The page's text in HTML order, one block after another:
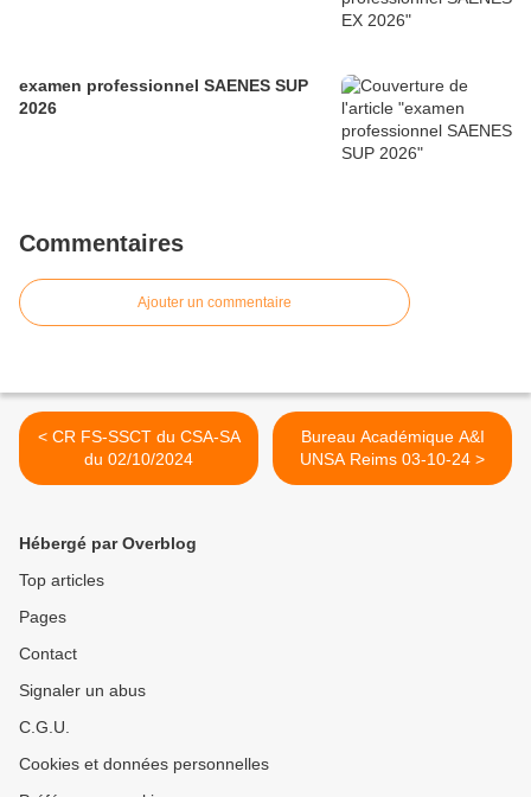
examen professionnel SAENES SUP
2026
Commentaires
Ajouter un commentaire
< CR FS-SSCT du CSA-SA
du 02/10/2024
Bureau Académique A&I
UNSA Reims 03-10-24 >
Hébergé par Overblog
Top articles
Pages
Contact
Signaler un abus
C.G.U.
Cookies et données personnelles